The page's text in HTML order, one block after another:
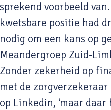
sprekend voorbeeld
kwetsbare positie had
nodig om een kans op
Meandergroep Zuid-
Zonder zekerheid op
met de
op Linkedin, ‘maar